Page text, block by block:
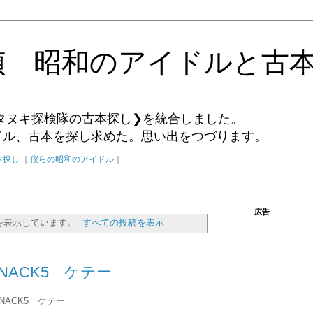
昭和のアイドルと古
キ探検隊の古本探し❯を統合しました。
、古本を探し求めた。思い出をつづります。
し 僕らの昭和のアイドル
示しています。 すべての投稿を表示
ケテー
ケテー
広告